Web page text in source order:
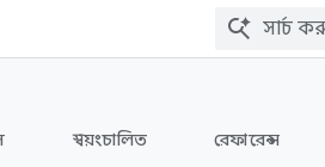
স্বয়ংচালিত রেফারেন্স